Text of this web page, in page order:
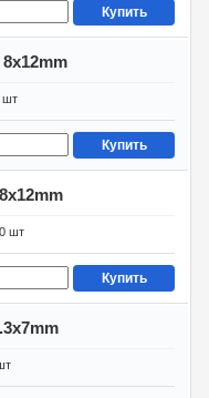
Купить
шт
Купить
шт
Купить